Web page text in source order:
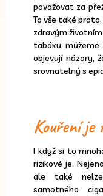
považovat za
To vše také
zdravým
tabáku
objevují názory,
srovnatelný s
Kouření je
I když si to
rizikové je.
ale také
samotného